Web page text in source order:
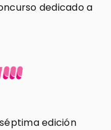
dedicado a
edición